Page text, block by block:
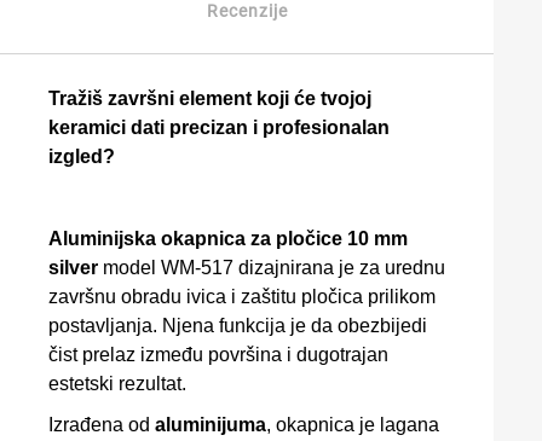
Recenzije
Tražiš završni element koji će tvojoj
keramici dati precizan i profesionalan
izgled?
Aluminijska okapnica za pločice 10 mm
silver model WM-517 dizajnirana je za urednu
završnu obradu ivica i zaštitu pločica prilikom
postavljanja. Njena funkcija je da obezbijedi
čist prelaz između površina i dugotrajan
estetski rezultat.
Izrađena od aluminijuma, okapnica je lagana